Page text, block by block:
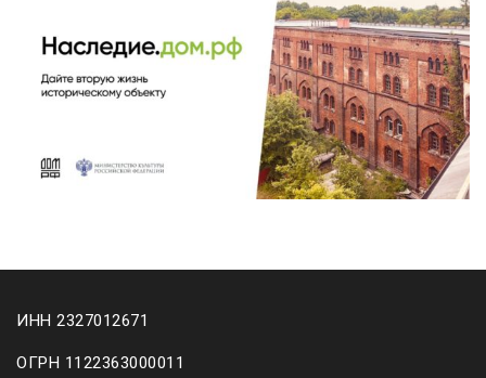
ИНН 2327012671
ОГРН 1122363000011